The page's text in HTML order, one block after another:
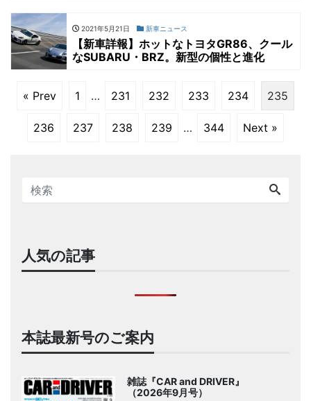
2021年5月21日 新車ニュース
【新車詳報】ホットなトヨタGR86、クール
なSUBARU・BRZ。新型の個性と進化
« Prev 1 … 231 232 233 234 235
236 237 238 239 … 344 Next »
人気の記事
本誌最新号のご案内
雑誌『CAR and DRIVER』
（2026年9月号）